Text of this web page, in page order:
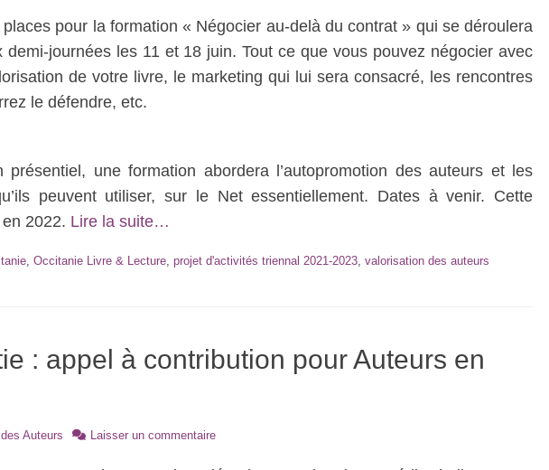
pour la formation « Négocier au-delà du contrat » qui se déroulera
journées les 11 et 18 juin. Tout ce que vous pouvez négocier avec
de votre livre, le marketing qui lui sera consacré, les rencontres
le défendre, etc.
une formation abordera l’autopromotion des auteurs et les
peuvent utiliser, sur le Net essentiellement. Dates à venir. Cette
2022. Lire la suite…
Occitanie Livre & Lecture projet d'activités triennal 2021-2023 valorisation des auteurs
: appel à contribution pour Auteurs en
Auteurs Laisser un commentaire